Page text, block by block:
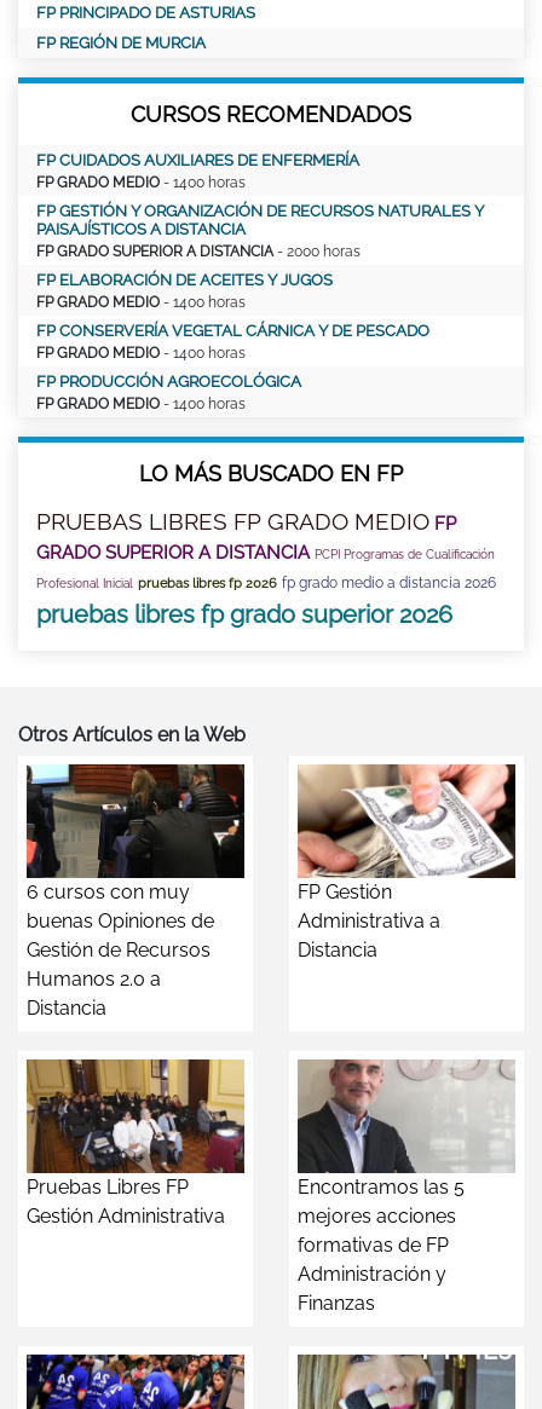
FP PRINCIPADO DE ASTURIAS
FP REGIÓN DE MURCIA
CURSOS RECOMENDADOS
FP CUIDADOS AUXILIARES DE ENFERMERÍA
FP GRADO MEDIO - 1400 horas
FP GESTIÓN Y ORGANIZACIÓN DE RECURSOS NATURALES Y
PAISAJÍSTICOS A DISTANCIA
FP GRADO SUPERIOR A DISTANCIA- 2000 horas
FP ELABORACIÓN DE ACEITES Y JUGOS
FP GRADO MEDIO - 1400 horas
FP CONSERVERÍA VEGETAL CÁRNICA Y DE PESCADO
FP GRADO MEDIO - 1400 horas
FP PRODUCCIÓN AGROECOLÓGICA
FP GRADO MEDIO - 1400 horas
LO MÁS BUSCADO EN FP
PRUEBAS LIBRES FP GRADO MEDIO FP
GRADO SUPERIOR A DISTANCIA PCPI Programas de Cualificación
Profesional Inicial pruebas libres fp 2026 fp grado medio a distancia 2026
pruebas libres fp grado superior 2026
Otros Artículos en la Web
6 cursos con muy
buenas Opiniones de
Gestión de Recursos
Humanos 2.0 a
Distancia
FP Gestión
Administrativa a
Distancia
Pruebas Libres FP
Gestión Administrativa
Encontramos las 5
mejores acciones
formativas de FP
Administración y
Finanzas